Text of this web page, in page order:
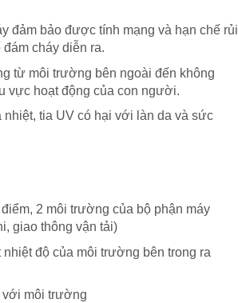
đảm bảo được tính mạng và hạn chế rủi
cháy diễn ra.
từ môi trường bên ngoài đến không
vực hoạt động của con người.
nhiệt, tia UV có hại với làn da và sức
2 môi trường của bộ phận máy
giao thông vận tải)
nhiệt độ của môi trường bên trong ra
với môi trường